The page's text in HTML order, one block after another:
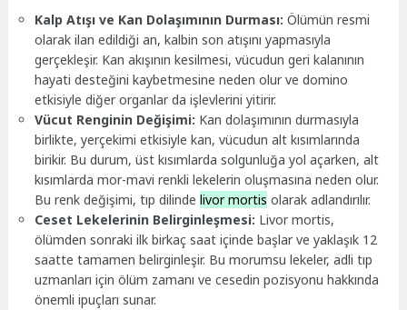
Kalp Atışı ve Kan Dolaşımının Durması: Ölümün resmi
olarak ilan edildiği an, kalbin son atışını yapmasıyla
gerçekleşir. Kan akışının kesilmesi, vücudun geri kalanının
hayati desteğini kaybetmesine neden olur ve domino
etkisiyle diğer organlar da işlevlerini yitirir.
Vücut Renginin Değişimi: Kan dolaşımının durmasıyla
birlikte, yerçekimi etkisiyle kan, vücudun alt kısımlarında
birikir. Bu durum, üst kısımlarda solgunluğa yol açarken, alt
kısımlarda mor-mavi renkli lekelerin oluşmasına neden olur.
Bu renk değişimi, tıp dilindelivor mortis olarak adlandırılır.
Ceset Lekelerinin Belirginleşmesi: Livor mortis,
ölümden sonraki ilk birkaç saat içinde başlar ve yaklaşık 12
saatte tamamen belirginleşir. Bu morumsu lekeler, adli tıp
uzmanları için ölüm zamanı ve cesedin pozisyonu hakkında
önemli ipuçları sunar.